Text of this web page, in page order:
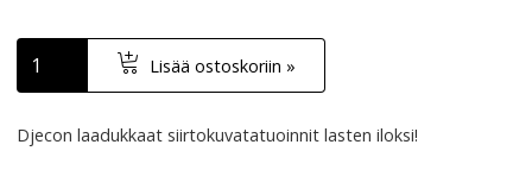
Lisää ostoskoriin »
Djecon laadukkaat siirtokuvatatuoinnit lasten iloksi!